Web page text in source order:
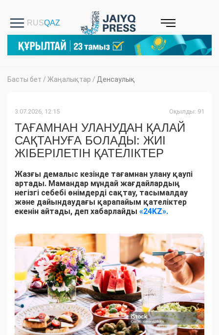
Басты бет / Жаңалықтар / Денсаулық
3.07.2026, 12:15 Оқылды: 91
ТАҒАМНАН УЛАНУДАН ҚАЛАЙ
САҚТАНУҒА БОЛАДЫ: ЖИІ
ЖІБЕРІЛЕТІН ҚАТЕЛІКТЕР
Жазғы демалыс кезінде тағамнан улану қаупі
артады. Мамандар мұндай жағдайлардың
негізгі себебі өнімдерді сақтау, тасымалдау
және дайындаудағы қарапайым қателіктер
екенін айтады, деп хабарлайды «24KZ».